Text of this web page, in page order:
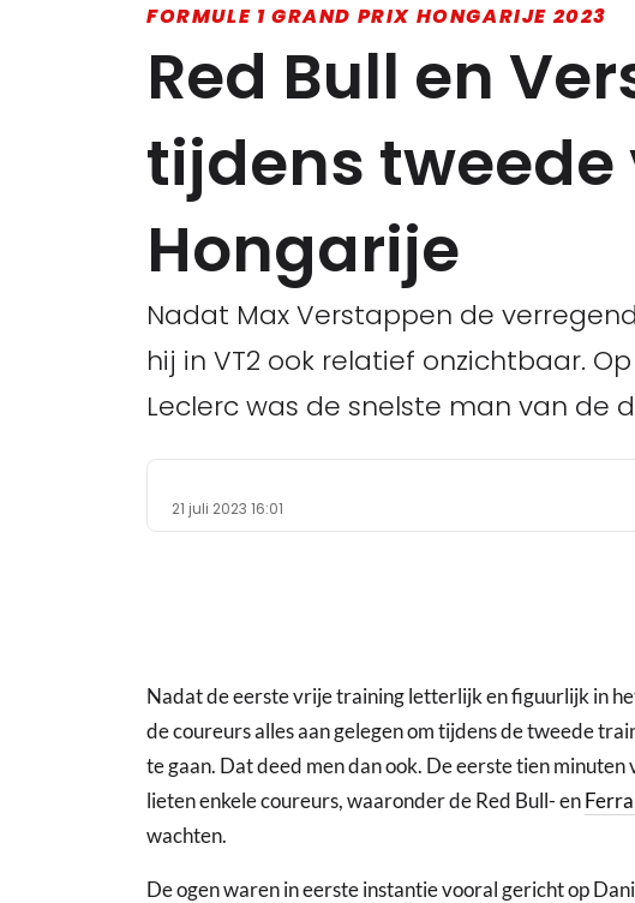
FORMULE 1 GRAND PRIX HONGARIJE 2023
Red Bull en
tijdens tweede
Hongarije
Nadat Max Verstappen de
hij in VT2 ook relatief onzichtbaar.
Leclerc was de snelste man van de
21 juli 2023 16:01
Nadat de eerste vrije training letterlijk en figuurlijk in
de coureurs alles aan gelegen om tijdens de tweede
te gaan. Dat deed men dan ook. De eerste tien minuten
lieten enkele coureurs, waaronder de Red Bull- en
wachten.
De ogen waren in eerste instantie vooral gericht op